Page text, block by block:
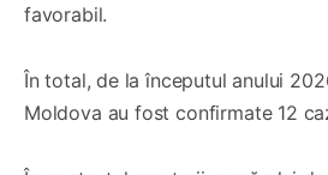
favorabil.
În total, de la începutul anului
Moldova au fost confirmate 12